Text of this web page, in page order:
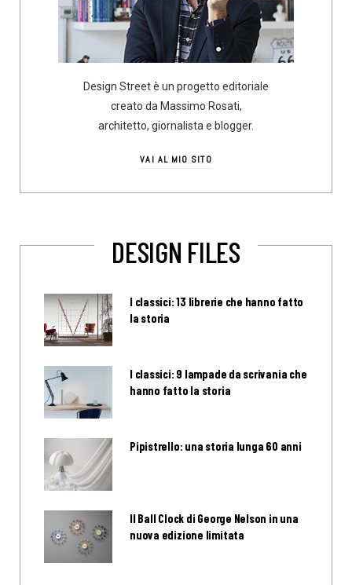
Design Street è un progetto editoriale
creato da Massimo Rosati,
architetto, giornalista e blogger.
VAI AL MIO SITO
DESIGN FILES
I classici: 13 librerie che hanno fatto
la storia
I classici: 9 lampade da scrivania che
hanno fatto la storia
Pipistrello: una storia lunga 60 anni
Il Ball Clock di George Nelson in una
nuova edizione limitata